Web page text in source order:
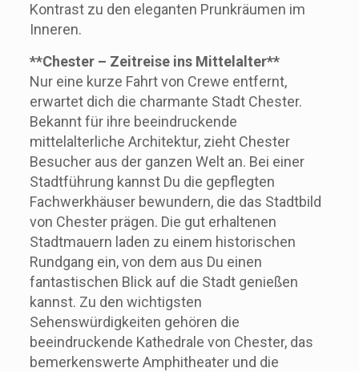
Kontrast zu den eleganten Prunkräumen im
Inneren.
**Chester – Zeitreise ins Mittelalter**
Nur eine kurze Fahrt von Crewe entfernt,
erwartet dich die charmante Stadt Chester.
Bekannt für ihre beeindruckende
mittelalterliche Architektur, zieht Chester
Besucher aus der ganzen Welt an. Bei einer
Stadtführung kannst Du die gepflegten
Fachwerkhäuser bewundern, die das Stadtbild
von Chester prägen. Die gut erhaltenen
Stadtmauern laden zu einem historischen
Rundgang ein, von dem aus Du einen
fantastischen Blick auf die Stadt genießen
kannst. Zu den wichtigsten
Sehenswürdigkeiten gehören die
beeindruckende Kathedrale von Chester, das
bemerkenswerte Amphitheater und die